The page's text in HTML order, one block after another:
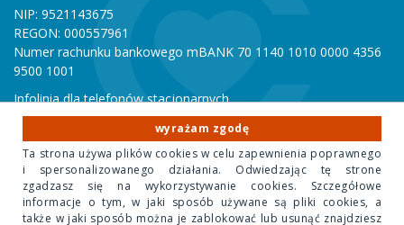
NIP: 9521143675
REGON: 000557961
Numer rachunku bankowego mBANK 70 1140 1010 0000 4356
9500 1001
Infolinia dla telefonów stacjonarnych
801 051 000
Infolinia dla telefonów komórkowych
22 815 10 00
Copyright 2020 Instytut "Pomnik Centrum Zdrowia Dziecka"
wyrażam zgodę
Ta strona używa plików cookies w celu zapewnienia poprawnego
i spersonalizowanego działania. Odwiedzając tę strone
zgadzasz się na wykorzystywanie cookies. Szczegółowe
informacje o tym, w jaki sposób używane są pliki cookies, a
także w jaki sposób można je zablokować lub usunąć znajdziesz